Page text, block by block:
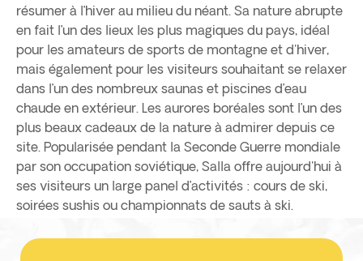
résumer à l’hiver au milieu du néant. Sa nature abrupte
en fait l’un des lieux les plus magiques du pays, idéal
pour les amateurs de sports de montagne et d'hiver,
mais également pour les visiteurs souhaitant se relaxer
dans l’un des nombreux saunas et piscines d’eau
chaude en extérieur. Les aurores boréales sont l’un des
plus beaux cadeaux de la nature à admirer depuis ce
site. Popularisée pendant la Seconde Guerre mondiale
par son occupation soviétique, Salla offre aujourd'hui à
ses visiteurs un large panel d’activités : cours de ski,
soirées sushis ou championnats de sauts à ski.